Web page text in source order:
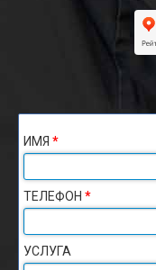
ИМЯ *
ТЕЛЕФОН *
УСЛУГА